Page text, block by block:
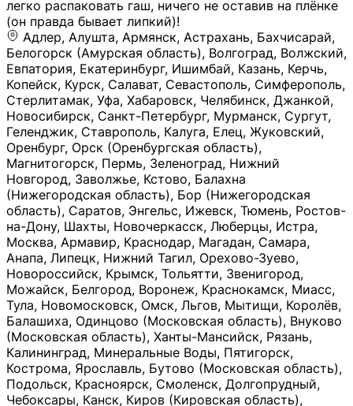
легко распаковать гаш, ничего не оставив на плёнке
(он правда бывает липкий)!
Адлер, Алушта, Армянск, Астрахань, Бахчисарай,
Белогорск (Амурская область), Волгоград, Волжский,
Евпатория, Екатеринбург, Ишимбай, Казань, Керчь,
Копейск, Курск, Салават, Севастополь, Симферополь,
Стерлитамак, Уфа, Хабаровск, Челябинск, Джанкой,
Новосибирск, Санкт-Петербург, Мурманск, Сургут,
Геленджик, Ставрополь, Калуга, Елец, Жуковский,
Оренбург, Орск (Оренбургская область),
Магнитогорск, Пермь, Зеленоград, Нижний
Новгород, Заволжье, Кстово, Балахна
(Нижегородская область), Бор (Нижегородская
область), Саратов, Энгельс, Ижевск, Тюмень, Ростов-
на-Дону, Шахты, Новочеркасск, Люберцы, Истра,
Москва, Армавир, Краснодар, Магадан, Самара,
Анапа, Липецк, Нижний Тагил, Орехово-Зуево,
Новороссийск, Крымск, Тольятти, Звенигород,
Можайск, Белгород, Воронеж, Краснокамск, Миасс,
Тула, Новомосковск, Омск, Льгов, Мытищи, Королёв,
Балашиха, Одинцово (Московская область), Внуково
(Московская область), Ханты-Мансийск, Рязань,
Калининград, Минеральные Воды, Пятигорск,
Кострома, Ярославль, Бутово (Московская область),
Подольск, Красноярск, Смоленск, Долгопрудный,
Чебоксары, Канск, Киров (Кировская область),